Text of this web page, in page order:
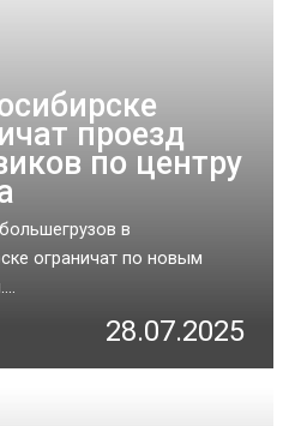
проезд
по центру
в
ограничат по новым
28.07.2025